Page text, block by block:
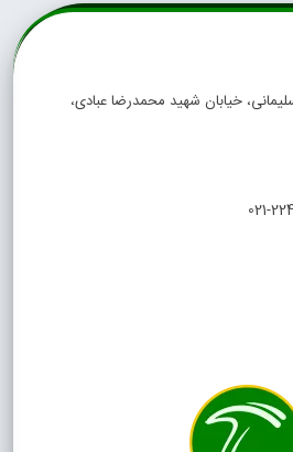
خیابان شهید محمدرضا عبادی،